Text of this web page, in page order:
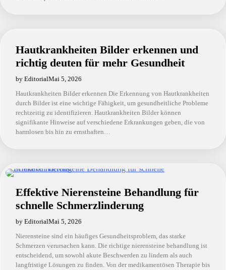
Hautkrankheiten Bilder erkennen und
richtig deuten für mehr Gesundheit
by EditorialMai 5, 2026
Hautkrankheiten Bilder erkennen Die Erkennung von Hautkrankheiten
durch Bilder ist eine wichtige Fähigkeit, um gesundheitliche Probleme
rechtzeitig zu identifizieren. Hautkrankheiten Bilder können
signifikante Hinweise auf verschiedene Erkrankungen geben, die von
harmlosen bis hin zu ernsthaften…
Effektive Nierensteine Behandlung für
schnelle Schmerzlinderung
by EditorialMai 5, 2026
Nierensteine sind ein häufiges Gesundheitsproblem, das starke
Schmerzen verursachen kann. Die richtige nierensteine behandlung ist
entscheidend, um sowohl akute Beschwerden zu lindern als auch
langfristige Lösungen zu finden. Von der medikamentösen Therapie bis